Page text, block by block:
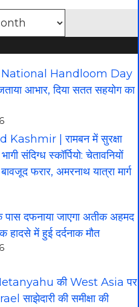
Handloom Day
आभार, दिया सतत सहयोग का
| रामबन में सुरक्षा
संदिग्ध स्कॉर्पियो: चेतावनियों
फरार, अमरनाथ यात्रा मार्ग
पास दफनाया जाएगा अतीक अहमद
हादसे में हुई दर्दनाक मौत
की West Asia पर
साझेदारी की समीक्षा की